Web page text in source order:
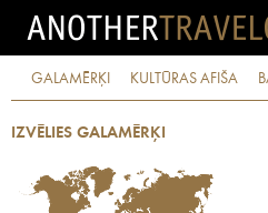
GALAMĒRĶI KULTŪRAS AFIŠA
IZVĒLIES GALAMĒRĶI